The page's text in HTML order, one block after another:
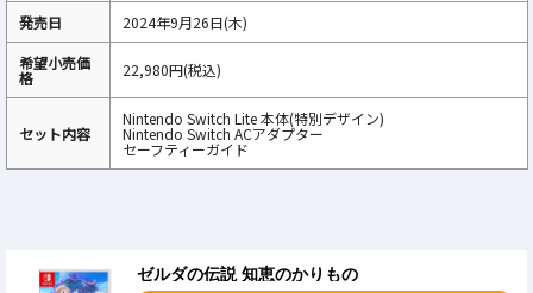
発売日
2024年9月26日(木)
希望小売価
格 22,980円(税込)
セット内容
Nintendo Switch Lite 本体(特別デザイン)
Nintendo Switch ACアダプター
セーフティーガイド
ゼルダの伝説 知恵のかりもの